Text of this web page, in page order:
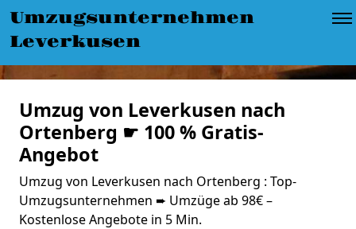
Umzugsunternehmen
Leverkusen
Umzug von Leverkusen nach
Ortenberg ☛ 100 % Gratis-
Angebot
Umzug von Leverkusen nach Ortenberg : Top-
Umzugsunternehmen ➨ Umzüge ab 98€ –
Kostenlose Angebote in 5 Min.